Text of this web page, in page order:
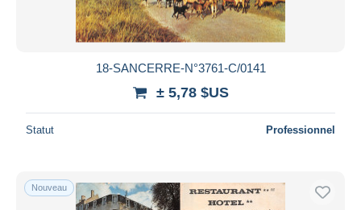
Appliquer
18-SANCERRE-N°3761-C/0141
± 5,78 $US
Statut Professionnel
Nouveau